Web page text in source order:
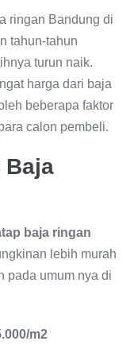
ringan Bandung di
tahun-tahun
turun naik.
harga dari baja
beberapa faktor
calon pembeli.
Baja
baja ringan
lebih murah
pada umum nya di
m2